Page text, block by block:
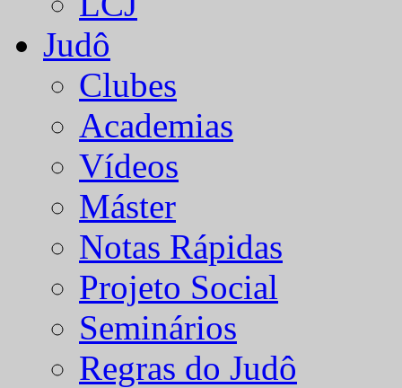
Judô
Clubes
Academias
Vídeos
Máster
Notas Rápidas
Projeto Social
Seminários
Regras do Judô